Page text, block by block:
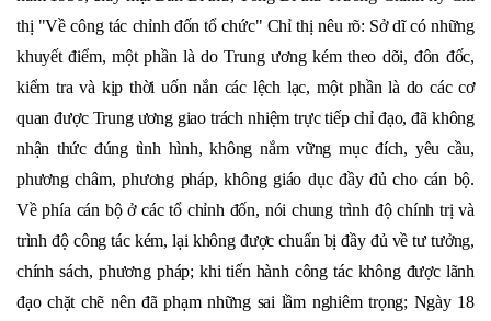
thị "Về công tác chỉnh đốn tổ chức" Chỉ thị nêu rõ: Sở dĩ có những
khuyết điểm, một phần là do Trung ương kém theo dõi, đôn đốc,
kiểm tra và kịp thời uốn nắn các lệch lạc, một phần là do các cơ
quan được Trung ương giao trách nhiệm trực tiếp chỉ đạo, đã không
nhận thức đúng tình hình, không nắm vững mục đích, yêu cầu,
phương châm, phương pháp, không giáo dục đầy đủ cho cán bộ.
Về phía cán bộ ở các tổ chỉnh đốn, nói chung trình độ chính trị và
trình độ công tác kém, lại không được chuẩn bị đầy đủ về tư tưởng,
chính sách, phương pháp; khi tiến hành công tác không được lãnh
đạo chặt chẽ nên đã phạm những sai lầm nghiêm trọng; Ngày 18